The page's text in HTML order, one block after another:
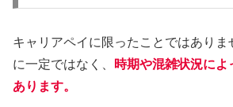
キャリアペイに限ったことではありま
に一定ではなく、
時期や混雑状況に
あります。